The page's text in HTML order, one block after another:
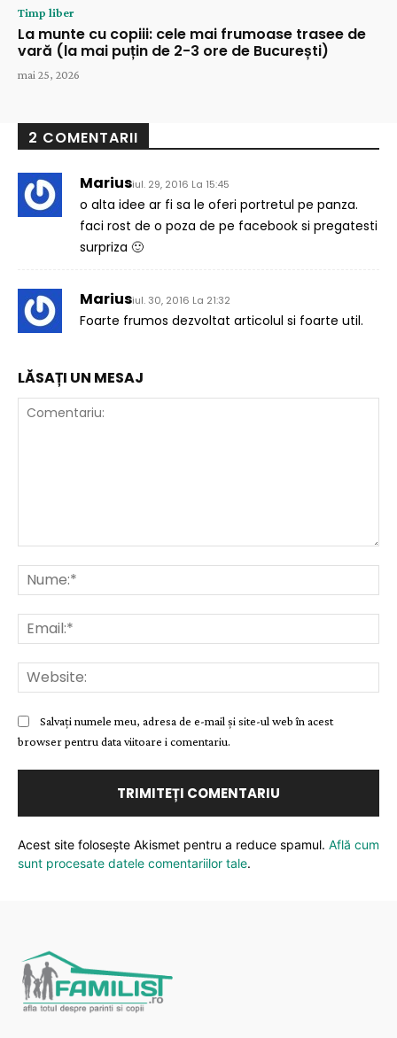
Timp liber
La munte cu copiii: cele mai frumoase trasee de
vară (la mai puțin de 2-3 ore de București)
mai 25, 2026
2 COMENTARII
Mariusiul. 29, 2016 La 15:45
o alta idee ar fi sa le oferi portretul pe panza.
faci rost de o poza de pe facebook si pregatesti
surpriza 🙂
Mariusiul. 30, 2016 La 21:32
Foarte frumos dezvoltat articolul si foarte util.
LĂSAȚI UN MESAJ
Salvați numele meu, adresa de e-mail și site-ul web în acest
browser pentru data viitoare i comentariu.
Acest site folosește Akismet pentru a reduce spamul. Află cum
sunt procesate datele comentariilor tale.